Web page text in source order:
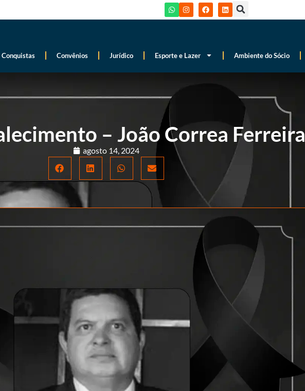
Conquistas Convênios Jurídico Esporte e Lazer Ambiente do Sócio
– João Correa Ferreira
agosto 14, 2024